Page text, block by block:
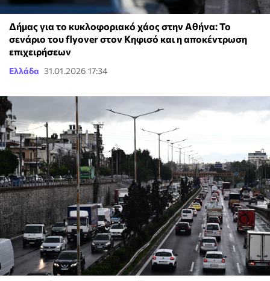
Δήμας για το κυκλοφοριακό χάος στην Αθήνα: Το
σενάριο του flyover στον Κηφισό και η αποκέντρωση
επιχειρήσεων
Ελλάδα 31.01.2026 17:34